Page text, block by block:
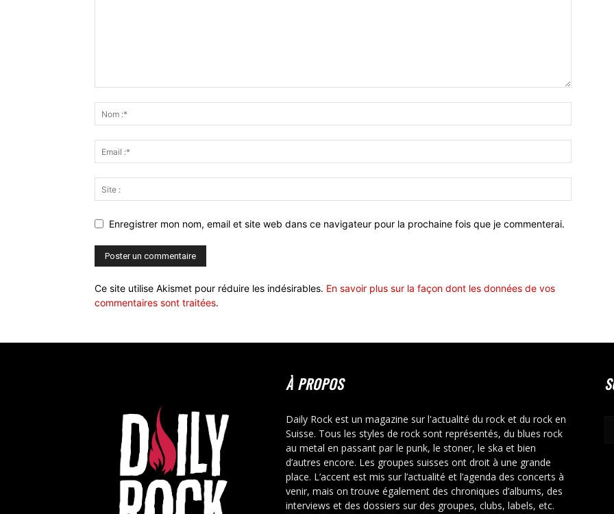
Enregistrer mon nom, email et site web dans ce navigateur pour la prochaine fois que je commenterai.
Ce site utilise Akismet pour réduire les indésirables. En savoir plus sur la façon dont les données de vos
commentaires sont traitées.
À PROPOS
Daily Rock est un magazine sur l'actualité du rock et du rock en
Suisse. Tous les styles de rock sont représentés, du blues rock
au metal en passant par le punk, le stoner, le ska et bien
d’autres encore. Les groupes suisses ont droit à une grande
place. L’accent est mis sur l’actualité et l’agenda des concerts à
venir, mais on trouve également des chroniques d’albums, des
interviews et des dossiers sur des groupes, clubs, labels, etc.